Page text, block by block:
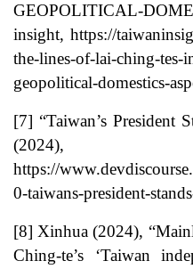
GEOPOLITICAL-
insight, https://
the-lines-of-lai-ching-tes-
geopolitical-domestics-
[7] “Taiwan’s President
(2024),
https://
0-taiwans-president-
[8] Xinhua (2024),
Ching-te’s ‘Taiwan